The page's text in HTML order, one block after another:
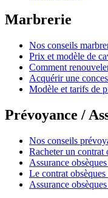
Marbrerie
Nos conseils
Prix et modèle de
Comment
Acquérir une
Modèle et tarifs de
Prévoyance /
Nos conseils
Racheter un contrat
Assurance
Le contrat obsèques
Assurance